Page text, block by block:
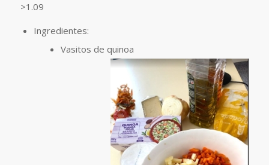
>1.09
Ingredientes:
Vasitos de quinoa